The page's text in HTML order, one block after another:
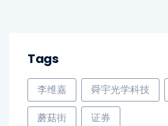
Tags
李维嘉 舜宇光学科技
蘑菇街 证券